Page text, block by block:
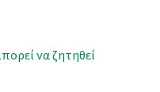
να ζητηθεί